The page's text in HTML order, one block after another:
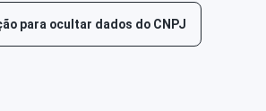
para ocultar dados do CNPJ